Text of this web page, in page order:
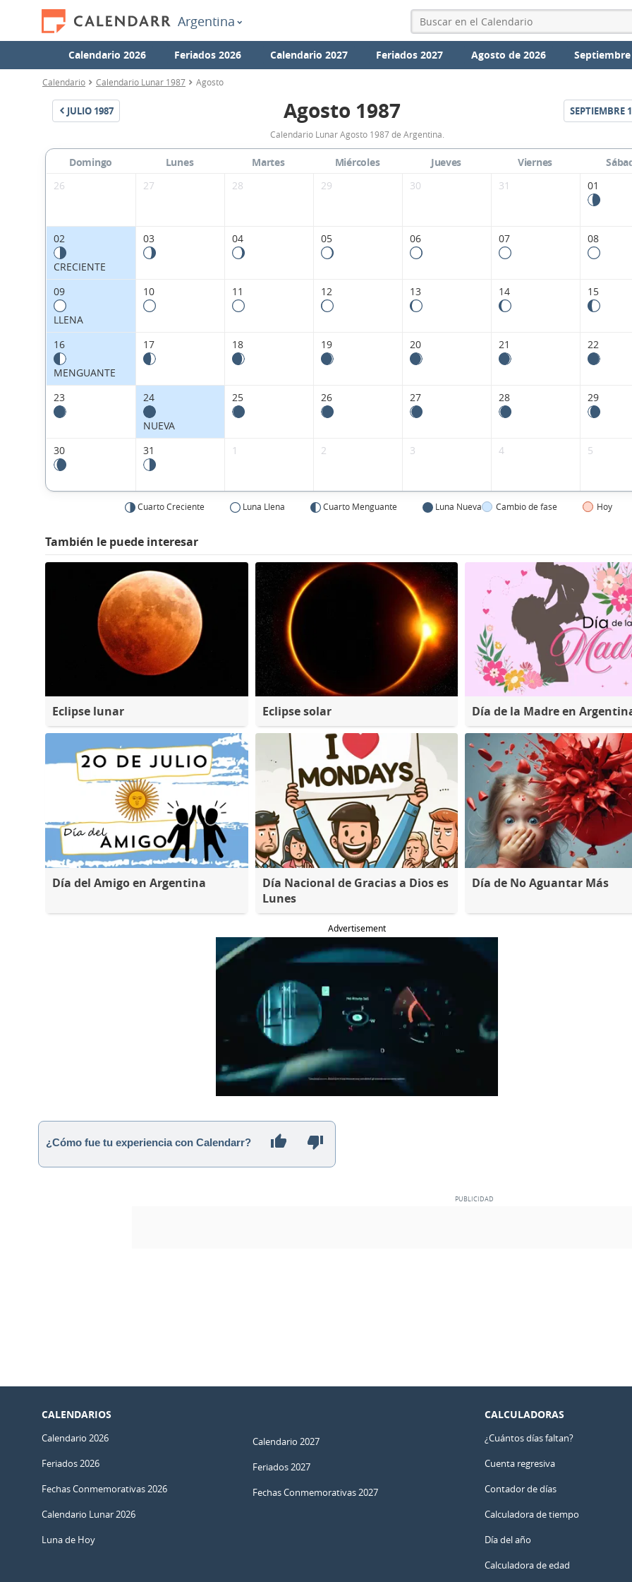
Argentina
Calendario 2026 Feriados 2026 Calendario 2027 Feriados 2027 Agosto de 2026
Calendario Calendario Lunar 1987 Agosto
JULIO 1987
Calendario
Lunar
Agosto
Argentina.
Agosto 1987 SEPTIEMBRE
Calendario Lunar Agosto 1987 de Argentina.
Domingo Lunes Martes Miércoles Jueves Viernes
26
27 28 29 30 31 01
02
CRECIENTE
03 04 05 06 07 08
09
LLENA
10 11 12 13 14 15
16
MENGUANTE
17 18 19 20 21 22
23 24
NUEVA
25 26 27 28 29
30 31 1 2 3 4 5
Cuarto Creciente Luna Llena Cuarto Menguante Luna Nueva Cambio de fase Hoy
También le puede interesar
Eclipse lunar Eclipse solar Día de la Madre en
Día del Amigo en Argentina
Día Nacional de Gracias a Dios es
Lunes
Día de No Aguantar Más
Advertisement
¿Cómo fue tu experiencia con Calendarr?
CALENDARIOS
Calendario 2026
Feriados 2026
Fechas Conmemorativas 2026
Calendario Lunar 2026
Luna de Hoy
Calendario 2027
Feriados 2027
Fechas Conmemorativas 2027
CALCULADORAS
¿Cuántos días faltan?
Cuenta regresiva
Contador de días
Calculadora de tiempo
Día del año
Calculadora de edad